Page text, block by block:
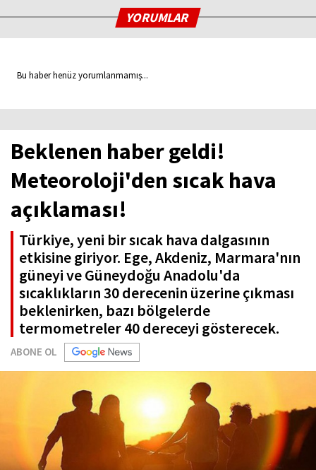
YORUMLAR
Bu haber henüz yorumlanmamış...
Beklenen haber geldi!
Meteoroloji'den sıcak hava
açıklaması!
Türkiye, yeni bir sıcak hava dalgasının
etkisine giriyor. Ege, Akdeniz, Marmara'nın
güneyi ve Güneydoğu Anadolu'da
sıcaklıkların 30 derecenin üzerine çıkması
beklenirken, bazı bölgelerde
termometreler 40 dereceyi gösterecek.
ABONE OL